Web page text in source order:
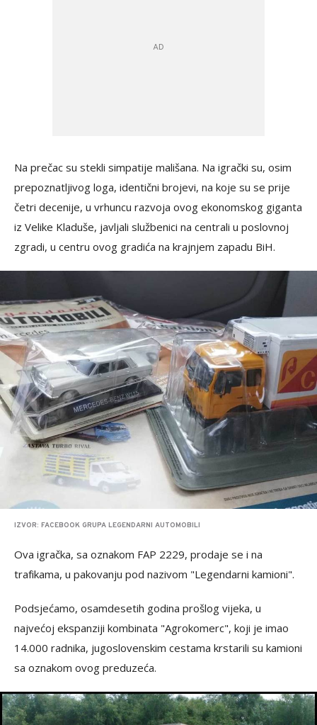
Na prečac su stekli simpatije mališana. Na igrački su, osim
prepoznatljivog loga, identični brojevi, na koje su se prije
četri decenije, u vrhuncu razvoja ovog ekonomskog giganta
iz Velike Kladuše, javljali službenici na centrali u poslovnoj
zgradi, u centru ovog gradića na krajnjem zapadu BiH.
IZVOR: FACEBOOK GRUPA LEGENDARNI AUTOMOBILI
Ova igračka, sa oznakom FAP 2229, prodaje se i na
trafikama, u pakovanju pod nazivom "Legendarni kamioni".
Podsjećamo, osamdesetih godina prošlog vijeka, u
najvećoj ekspanziji kombinata "Agrokomerc", koji je imao
14.000 radnika, jugoslovenskim cestama krstarili su kamioni
sa oznakom ovog preduzeća.